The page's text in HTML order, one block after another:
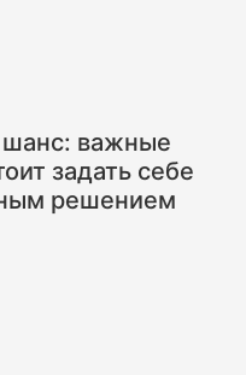
шанс: важные
задать себе
решением